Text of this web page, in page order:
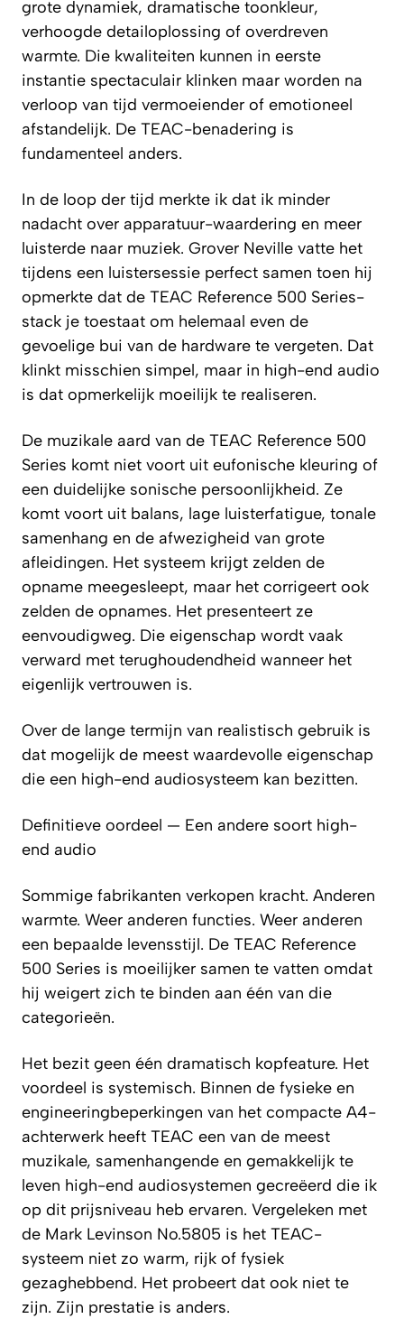
grote dynamiek, dramatische toonkleur,
verhoogde detailoplossing of overdreven
warmte. Die kwaliteiten kunnen in eerste
instantie spectaculair klinken maar worden na
verloop van tijd vermoeiender of emotioneel
afstandelijk. De TEAC-benadering is
fundamenteel anders.
In de loop der tijd merkte ik dat ik minder
nadacht over apparatuur-waardering en meer
luisterde naar muziek. Grover Neville vatte het
tijdens een luistersessie perfect samen toen hij
opmerkte dat de TEAC Reference 500 Series-
stack je toestaat om helemaal even de
gevoelige bui van de hardware te vergeten. Dat
klinkt misschien simpel, maar in high-end audio
is dat opmerkelijk moeilijk te realiseren.
De muzikale aard van de TEAC Reference 500
Series komt niet voort uit eufonische kleuring of
een duidelijke sonische persoonlijkheid. Ze
komt voort uit balans, lage luisterfatigue, tonale
samenhang en de afwezigheid van grote
afleidingen. Het systeem krijgt zelden de
opname meegesleept, maar het corrigeert ook
zelden de opnames. Het presenteert ze
eenvoudigweg. Die eigenschap wordt vaak
verward met terughoudendheid wanneer het
eigenlijk vertrouwen is.
Over de lange termijn van realistisch gebruik is
dat mogelijk de meest waardevolle eigenschap
die een high-end audiosysteem kan bezitten.
Definitieve oordeel — Een andere soort high-
end audio
Sommige fabrikanten verkopen kracht. Anderen
warmte. Weer anderen functies. Weer anderen
een bepaalde levensstijl. De TEAC Reference
500 Series is moeilijker samen te vatten omdat
hij weigert zich te binden aan één van die
categorieën.
Het bezit geen één dramatisch kopfeature. Het
voordeel is systemisch. Binnen de fysieke en
engineeringbeperkingen van het compacte A4-
achterwerk heeft TEAC een van de meest
muzikale, samenhangende en gemakkelijk te
leven high-end audiosystemen gecreëerd die ik
op dit prijsniveau heb ervaren. Vergeleken met
de Mark Levinson No.5805 is het TEAC-
systeem niet zo warm, rijk of fysiek
gezaghebbend. Het probeert dat ook niet te
zijn. Zijn prestatie is anders.